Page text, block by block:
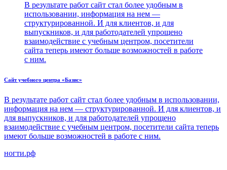
В результате работ сайт стал более удобным в
использовании, информация на нем —
структурированной. И для клиентов, и для
выпускников, и для работодателей упрощено
взаимодействие с учебным центром, посетители
сайта теперь имеют больше возможностей в работе
с ним.
Сайт учебного центра «Базис»
В результате работ сайт стал более удобным в использовании,
информация на нем — структурированной. И для клиентов, и
для выпускников, и для работодателей упрощено
взаимодействие с учебным центром, посетители сайта теперь
имеют больше возможностей в работе с ним.
ногти.рф